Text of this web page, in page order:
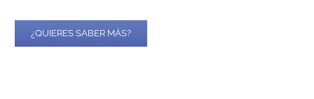
¿QUIERES SABER MÁS?